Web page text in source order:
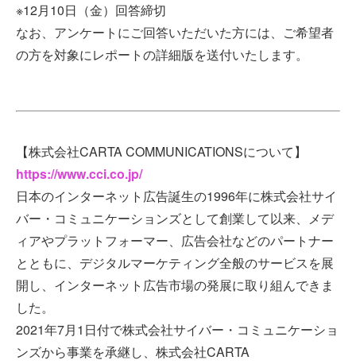
※12月10日（金）回答締切
なお、アンケートにご回答いただいた方には、ご希望者
の方を対象にレポートの詳細版を送付いたします。
【株式会社CARTA COMMUNICATIONSについて】
https://www.cci.co.jp/
日本のインターネット広告誕生の1996年に株式会社サイ
バー・コミュニケーションズとして創業して以来、メデ
ィアやプラットフォーマー、広告会社などのパートナー
とともに、デジタルマーケティング全般のサービスを展
開し、インターネット広告市場の発展に取り組んできま
した。
2021年7月1日付で株式会社サイバー・コミュニケーショ
ンズから事業を承継し、株式会社CARTA